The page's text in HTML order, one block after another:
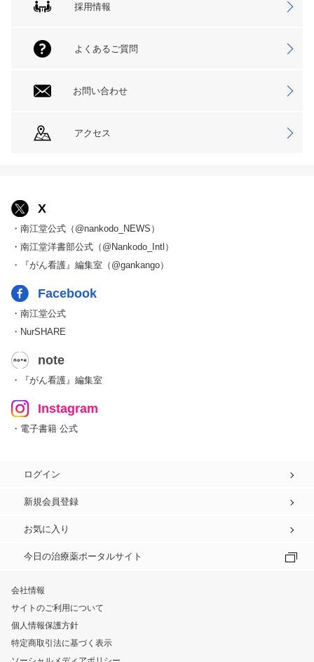
採用情報
よくあるご質問
お問い合わせ
アクセス
X
・南江堂公式（@nankodo_NEWS）
・南江堂洋書部公式（@Nankodo_Intl）
・『がん看護』編集室（@gankango）
Facebook
・南江堂公式
・NurSHARE
note
・『がん看護』編集室
Instagram
・電子書籍 公式
ログイン
新規会員登録
お気に入り
今日の治療薬ポータルサイト
会社情報
サイトのご利用について
個人情報保護方針
特定商取引法に基づく表示